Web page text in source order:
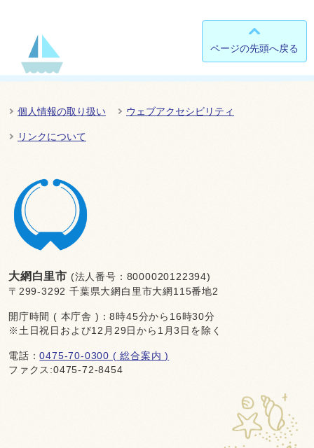
ページの先頭へ戻る
個人情報の取り扱い ウェブアクセシビリティ
リンクについて
大網白里市 (法人番号：8000020122394)
〒299-3292 千葉県大網白里市大網115番地2
開庁時間 ( 本庁舎 )：8時45分から16時30分
※土日祝日および12月29日から1月3日を除く
電話：0475-70-0300 ( 総合案内 )
ファクス:0475-72-8454